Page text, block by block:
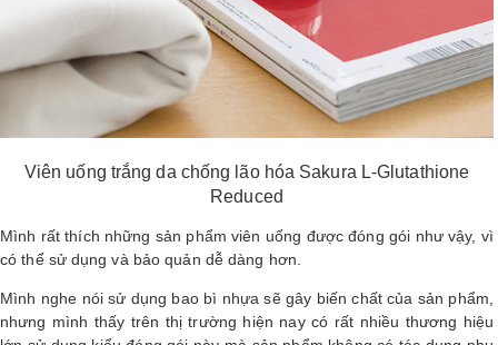
Viên uống trắng da chống lão hóa Sakura L-Glutathione
Reduced
Mình rất thích những sản phẩm viên uống được đóng gói như vậy, vì
có thể sử dụng và bảo quản dễ dàng hơn.
Mình nghe nói sử dụng bao bì nhựa sẽ gây biến chất của sản phẩm,
nhưng mình thấy trên thị trường hiện nay có rất nhiều thương hiệu